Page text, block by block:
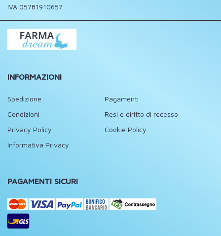
IVA 05781910657
INFORMAZIONI
Spedizione
Pagamenti
Condizioni
Resi e diritto di recesso
Privacy Policy
Cookie Policy
Informativa Privacy
PAGAMENTI SICURI